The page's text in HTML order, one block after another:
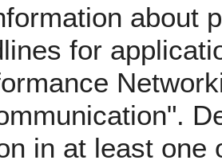
about
for
in at least one